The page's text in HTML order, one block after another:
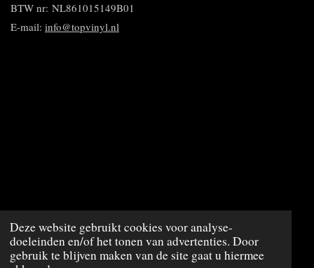
Deze website gebruikt cookies voor analyse-
doeleinden en/of het tonen van advertenties. Door
gebruik te blijven maken van de site gaat u hiermee
BTW nr: NL861015149B01
E-mail: info@topvinyl.nl
© 2020 - 2023 TopVinyl
Powered byJouwWeb